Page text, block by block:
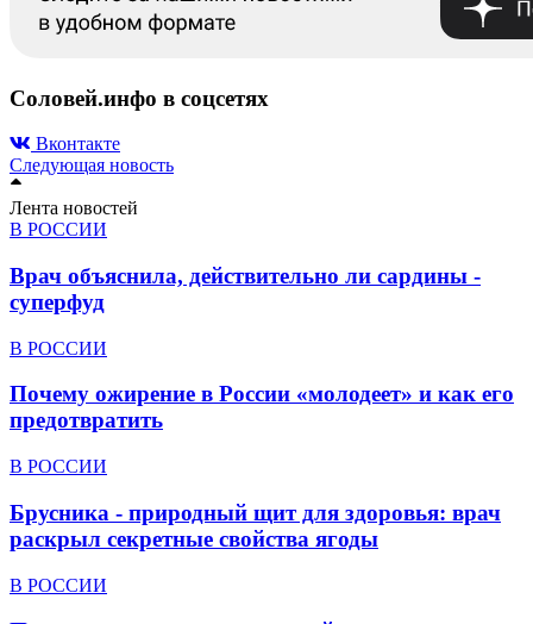
Соловей.инфо в соцсетях
Вконтакте
Следующая новость
Лента новостей
В РОССИИ
Врач объяснила, действительно ли сардины -
суперфуд
В РОССИИ
Почему ожирение в России «молодеет» и как его
предотвратить
В РОССИИ
Брусника - природный щит для здоровья: врач
раскрыл секретные свойства ягоды
В РОССИИ